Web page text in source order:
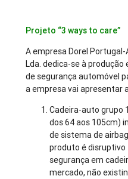
Projeto “3 ways to care”
A empresa Dorel
Lda. dedica-se à
de segurança automóvel
a empresa vai apresentar
Cadeira-auto grupo
dos 64 aos 105cm)
de sistema de
produto é
segurança em
mercado, não